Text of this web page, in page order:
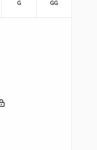
G GG